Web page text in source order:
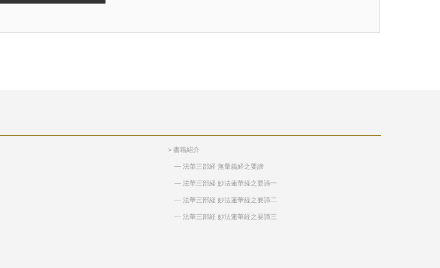
> 書籍紹介
― 法華三部経 無量義経之要諦
― 法華三部経 妙法蓮華経之要諦一
― 法華三部経 妙法蓮華経之要諦二
― 法華三部経 妙法蓮華経之要諦三